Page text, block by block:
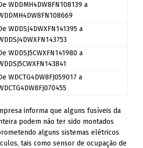
WDDMH4DW8FN108139 a
WDDSJ4DWXFN141395 a
WDDSJ5CWXFN141980 a
WDCTG4DW8FJ059017 a
informa que alguns fusíveis da
podem não ter sido montados
alguns sistemas elétricos
tais como sensor de ocupação de